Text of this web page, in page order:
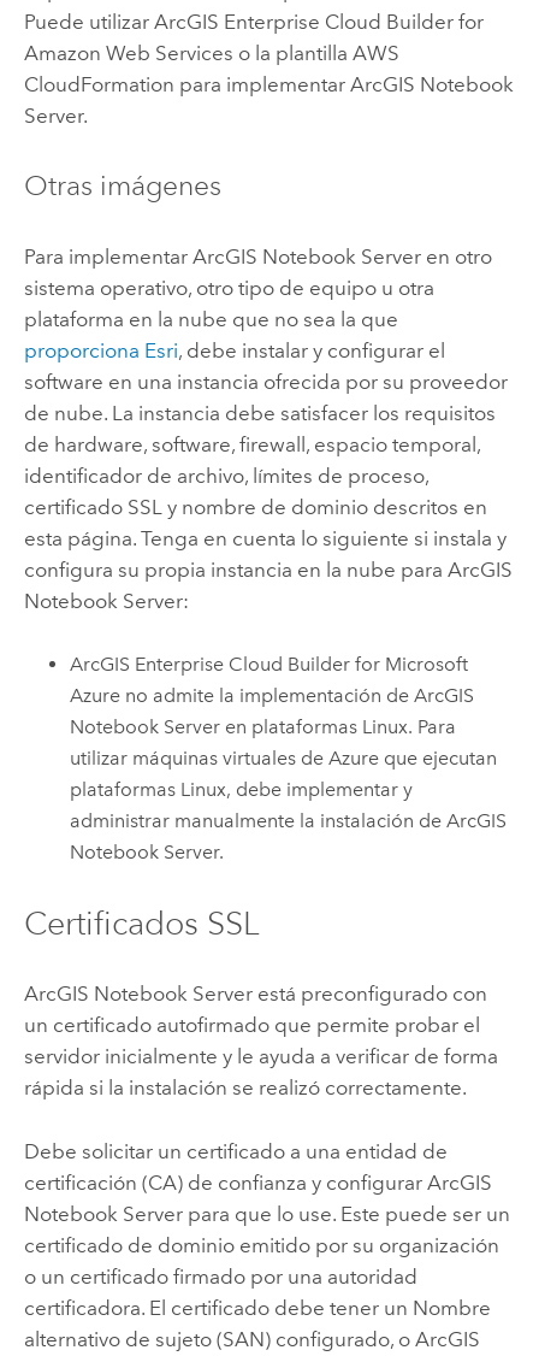
Puede utilizar ArcGIS Enterprise Cloud Builder for
Amazon Web Services o la plantilla AWS
CloudFormation para implementar ArcGIS Notebook
Server.
Otras imágenes
Para implementar ArcGIS Notebook Serveren otro
sistema operativo, otro tipo de equipo u otra
plataforma en la nube que no sea la que
proporciona Esri, debe instalar y configurar el
software en una instancia ofrecida por su proveedor
de nube. La instancia debe satisfacer los requisitos
de hardware, software, firewall, espacio temporal,
identificador de archivo, límites de proceso,
certificado SSL y nombre de dominio descritos en
esta página.Tenga en cuenta lo siguiente si instala y
configura su propia instancia en la nube para ArcGIS
Notebook Server:
ArcGIS Enterprise Cloud Builder for Microsoft
Azure no admite la implementación deArcGIS
Notebook Server en plataformas Linux. Para
utilizar máquinas virtuales deAzure que ejecutan
plataformas Linux, debe implementar y
administrar manualmente la instalación deArcGIS
Notebook Server.
Certificados SSL
ArcGIS Notebook Serverestá preconfigurado con
un certificado autofirmado que permite probar el
servidor inicialmente y le ayuda a verificar de forma
rápida si la instalación se realizó correctamente.
Debe solicitar un certificado a una entidad de
certificación (CA) de confianza y configurar ArcGIS
Notebook Serverpara que lo use. Este puede ser un
certificado de dominio emitido por su organización
o un certificado firmado por una autoridad
certificadora. El certificado debe tener un Nombre
alternativo de sujeto (SAN) configurado, o ArcGIS